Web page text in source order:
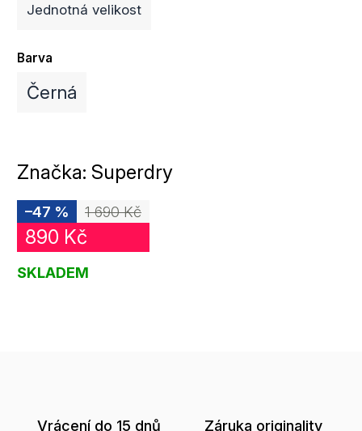
Jednotná velikost
Barva
Černá
Značka: Superdry
1 690 Kč
–47 %
890 Kč
SKLADEM
Vrácení do 15 dnů Záruka originality